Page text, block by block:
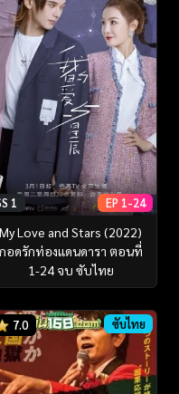
1 EP 1-24
My Love and Stars (2022)
กอดรักท่องแดนดารา ตอนที่
1-24 จบ ซับไทย
7.0 ซับไทย